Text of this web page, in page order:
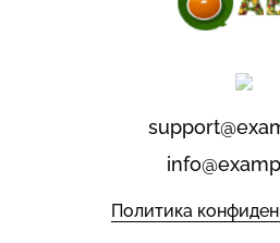
Политика